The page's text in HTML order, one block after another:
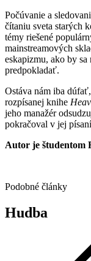
Počúvanie a
čítaniu sveta starých
témy riešené
mainstreamových
eskapizmu, ako by
predpokladať.
Ostáva nám iba
rozpísanej knihe
jeho manažér
pokračoval v jej
Autor je študentom
Podobné články
Hudba